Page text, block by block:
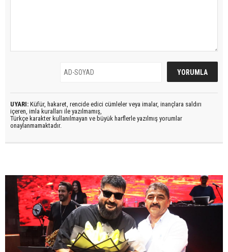
UYARI: Küfür, hakaret, rencide edici cümleler veya imalar, inançlara saldırı
içeren, imla kuralları ile yazılmamış,
Türkçe karakter kullanılmayan ve büyük harflerle yazılmış yorumlar
onaylanmamaktadır.